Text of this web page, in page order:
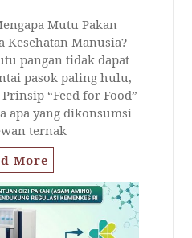
Mutu Pakan
Kesehatan Manusia?
pangan tidak dapat
pasok paling hulu,
“Feed for Food”
apa yang dikonsumsi
ternak
More